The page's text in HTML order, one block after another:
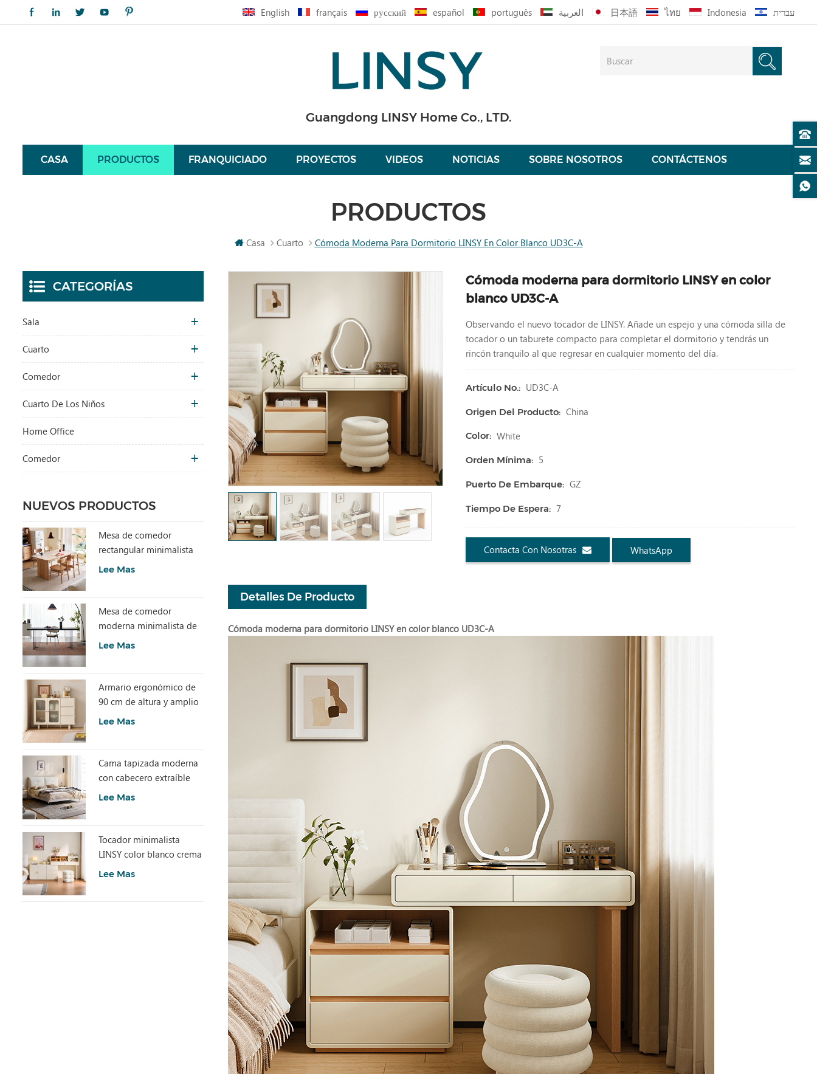
English français русский español português العربية 日本語 ไทย Indonesia עברית
Guangdong LINSY Home Co., LTD.
CASA PRODUCTOS FRANQUICIADO PROYECTOS VIDEOS NOTICIAS SOBRE NOSOTROS CONTÁCTENOS
PRODUCTOS
Casa Cuarto Cómoda Moderna Para Dormitorio LINSY En Color Blanco UD3C-A
Cómoda moderna para dormitorio LINSY en color
blanco UD3C-A
Observando el nuevo tocador de LINSY. Añade un espejo y una cómoda silla de
tocador o un taburete compacto para completar el dormitorio y tendrás un
rincón tranquilo al que regresar en cualquier momento del día.
Artículo No.: UD3C-A
Origen Del Producto: China
Color: White
Orden Mínima: 5
Puerto De Embarque: GZ
Tiempo De Espera: 7
Contacta Con Nosotras WhatsApp
Detalles De Producto
Cómoda moderna para dormitorio LINSY en color blanco UD3C-A
CATEGORÍAS
Sala
Cuarto
Comedor
Cuarto De Los Niños
Home Office
Comedor
NUEVOS PRODUCTOS
Mesa de comedor
rectangular minimalista
con piedra sinterizada
Lee Mas
Mesa de comedor
moderna minimalista de
losa de piedra gris con
Lee Mas
Armario ergonómico de
90 cm de altura y amplio
espacio de
Lee Mas
Cama tapizada moderna
con cabecero extraíble
BC663-A
Lee Mas
Tocador minimalista
LINSY color blanco crema
con armario UD6C-A
Lee Mas